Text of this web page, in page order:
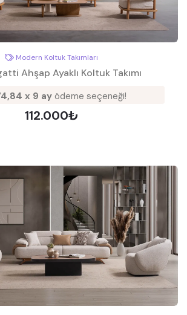
Modern Koltuk Takımları
Ahşap Ayaklı Koltuk Takımı
x 9 ay ödeme seçeneği!
112.000₺